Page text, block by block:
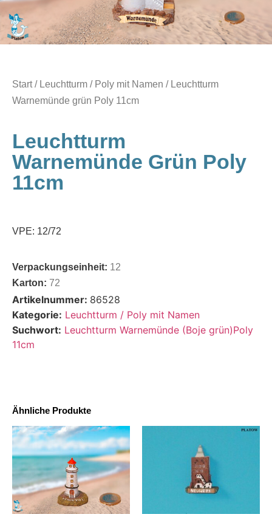
Start/ Leuchtturm / Poly mit Namen / Leuchtturm
Warnemünde grün Poly 11cm
Leuchtturm
Warnemünde Grün Poly
11cm
VPE: 12/72
Verpackungseinheit: 12
Karton: 72
Artikelnummer: 86528
Kategorie: Leuchtturm / Poly mit Namen
Suchwort: Leuchtturm Warnemünde (Boje grün)Poly
11cm
Ähnliche Produkte